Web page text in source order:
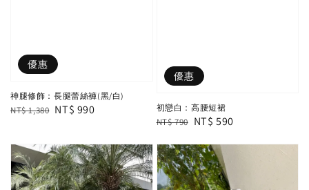
優惠
神腿修飾：長腿蕾絲褲(黑/白)
Regular
NT$ 1,380 Sale
NT$ 990
優惠
初戀白：高腰短裙
Regular
NT$ 790 Sale
NT$ 590